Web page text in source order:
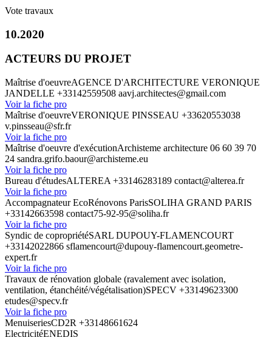
Vote travaux
10.2020
ACTEURS DU PROJET
Maîtrise d'oeuvreAGENCE D'ARCHITECTURE VERONIQUE
JANDELLE +33142559508 aavj.architectes@gmail.com
Voir la fiche pro
Maîtrise d'oeuvreVERONIQUE PINSSEAU +33620553038
v.pinsseau@sfr.fr
Voir la fiche pro
Maîtrise d'oeuvre d'exécutionArchisteme architecture 06 60 39 70
24 sandra.grifo.baour@archisteme.eu
Voir la fiche pro
Bureau d'étudesALTEREA +33146283189 contact@alterea.fr
Voir la fiche pro
Accompagnateur EcoRénovons ParisSOLIHA GRAND PARIS
+33142663598 contact75-92-95@soliha.fr
Voir la fiche pro
Syndic de copropriétéSARL DUPOUY-FLAMENCOURT
+33142022866 sflamencourt@dupouy-flamencourt.geometre-
expert.fr
Voir la fiche pro
Travaux de rénovation globale (ravalement avec isolation,
ventilation, étanchéité/végétalisation)SPECV +33149623300
etudes@specv.fr
Voir la fiche pro
MenuiseriesCD2R +33148661624
ElectricitéENEDIS